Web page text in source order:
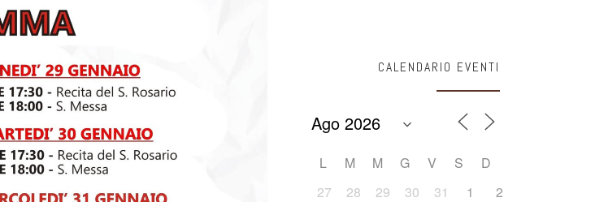
CALENDARIO EVENTI
L M M G V S
D
27
28 29 30 31 1
2